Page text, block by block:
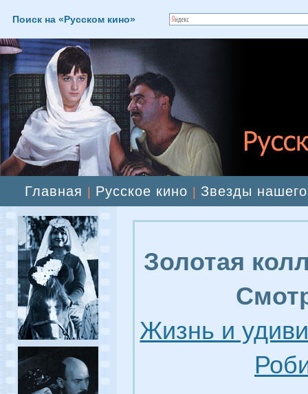
Поиск на «Русском кино»
Главная Русское кино Звезды
Золотая
Жизнь и